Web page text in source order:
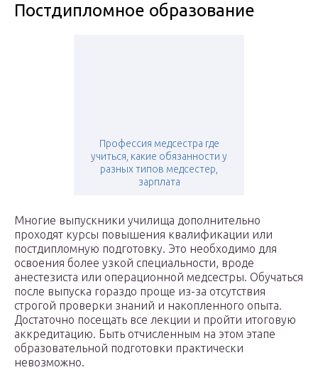
Постдипломное образование
Профессия медсестра где
учиться, какие обязанности у
разных типов медсестер,
зарплата
Многие выпускники училища дополнительно
проходят курсы повышения квалификации или
постдипломную подготовку. Это необходимо для
освоения более узкой специальности, вроде
анестезиста или операционной медсестры. Обучаться
после выпуска гораздо проще из-за отсутствия
строгой проверки знаний и накопленного опыта.
Достаточно посещать все лекции и пройти итоговую
аккредитацию. Быть отчисленным на этом этапе
образовательной подготовки практически
невозможно.